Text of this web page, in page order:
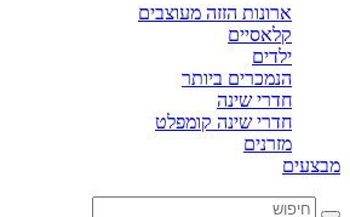
ארונות הזזה מעוצבים
קלאסיים
ילדים
הנמכרים ביותר
חדרי שינה
חדרי שינה קומפלט
מזרנים
מבצעים